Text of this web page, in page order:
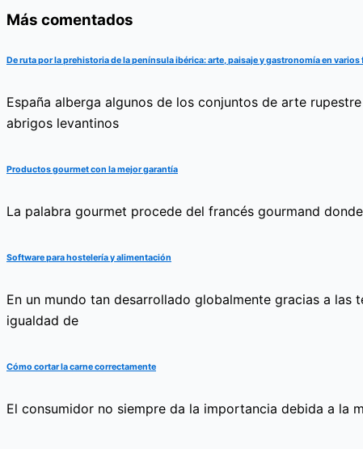
Más comentados
De ruta por la prehistoria de la península ibérica: arte, paisaje y gastronomía en varios
España alberga algunos de los conjuntos de arte
abrigos levantinos
Productos gourmet con la mejor garantía
La palabra gourmet procede del francés gourmand
Software para hostelería y alimentación
En un mundo tan desarrollado globalmente gracias a
igualdad de
Cómo cortar la carne correctamente
El consumidor no siempre da la importancia debida a la